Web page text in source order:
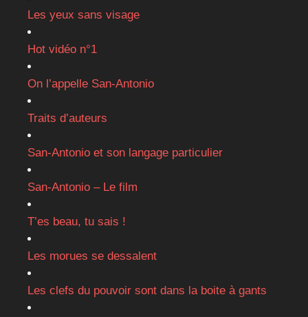
Les yeux sans visage
Hot vidéo n°1
On l’appelle San-Antonio
Traits d’auteurs
San-Antonio et son langage particulier
San-Antonio – Le film
T’es beau, tu sais !
Les morues se dessalent
Les clefs du pouvoir sont dans la boite à gants